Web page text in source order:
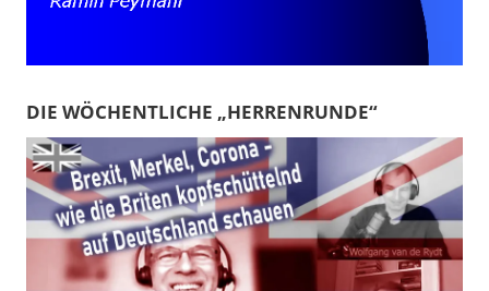
DIE WÖCHENTLICHE „HERRENRUNDE“